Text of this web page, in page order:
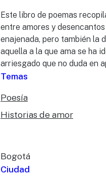
Este libro de poemas
entre amores y
enajenada, pero también la
aquella a la que ama se ha
arriesgado que no duda en
Temas
Poesía
Historias de amor
Bogotá
Ciudad